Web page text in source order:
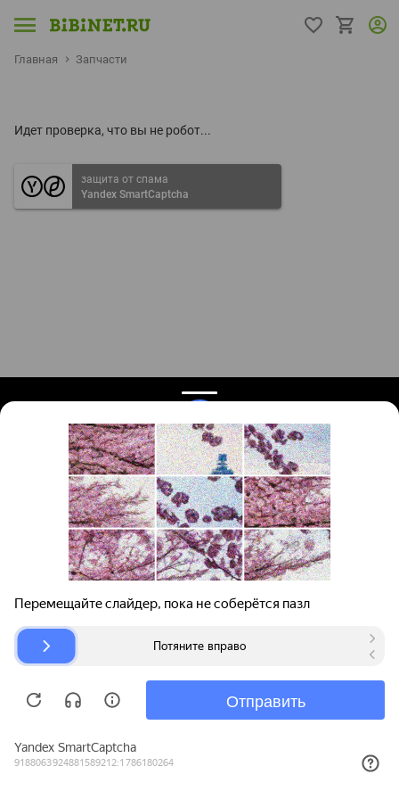
Главная Запчасти
Идет проверка, что вы не робот...
защита от спама
Yandex SmartCaptcha
Поиск запчастей
Для автокомпаний
Авторазборки
О проекте
Помощь
Карта сайта
© bibinet.ru - система поиска запчастей,
Copyright 2010-2026 Все права защищены